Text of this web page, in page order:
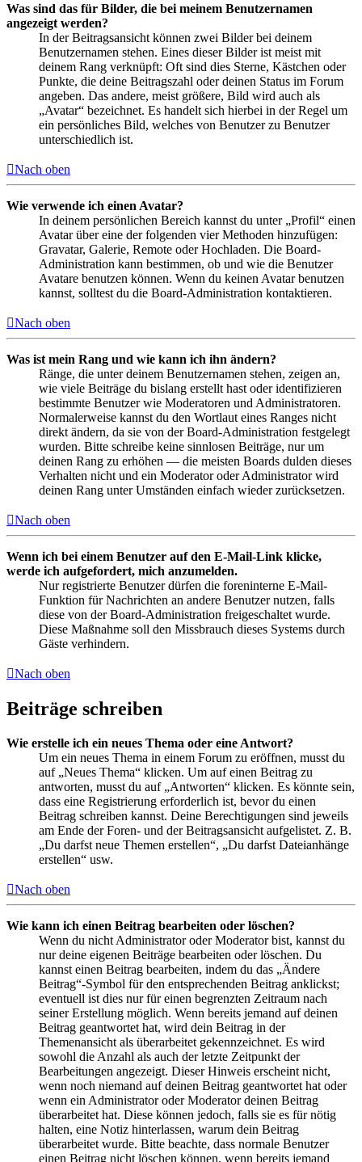
Was sind das für Bilder, die bei meinem Benutzernamen
angezeigt werden?
In der Beitragsansicht können zwei Bilder bei deinem
Benutzernamen stehen. Eines dieser Bilder ist meist mit
deinem Rang verknüpft: Oft sind dies Sterne, Kästchen oder
Punkte, die deine Beitragszahl oder deinen Status im Forum
angeben. Das andere, meist größere, Bild wird auch als
„Avatar“ bezeichnet. Es handelt sich hierbei in der Regel um
ein persönliches Bild, welches von Benutzer zu Benutzer
unterschiedlich ist.
Nach oben
Wie verwende ich einen Avatar?
In deinem persönlichen Bereich kannst du unter „Profil“ einen
Avatar über eine der folgenden vier Methoden hinzufügen:
Gravatar, Galerie, Remote oder Hochladen. Die Board-
Administration kann bestimmen, ob und wie die Benutzer
Avatare benutzen können. Wenn du keinen Avatar benutzen
kannst, solltest du die Board-Administration kontaktieren.
Nach oben
Was ist mein Rang und wie kann ich ihn ändern?
Ränge, die unter deinem Benutzernamen stehen, zeigen an,
wie viele Beiträge du bislang erstellt hast oder identifizieren
bestimmte Benutzer wie Moderatoren und Administratoren.
Normalerweise kannst du den Wortlaut eines Ranges nicht
direkt ändern, da sie von der Board-Administration festgelegt
wurden. Bitte schreibe keine sinnlosen Beiträge, nur um
deinen Rang zu erhöhen — die meisten Boards dulden dieses
Verhalten nicht und ein Moderator oder Administrator wird
deinen Rang unter Umständen einfach wieder zurücksetzen.
Nach oben
Wenn ich bei einem Benutzer auf den E-Mail-Link klicke,
werde ich aufgefordert, mich anzumelden.
Nur registrierte Benutzer dürfen die foreninterne E-Mail-
Funktion für Nachrichten an andere Benutzer nutzen, falls
diese von der Board-Administration freigeschaltet wurde.
Diese Maßnahme soll den Missbrauch dieses Systems durch
Gäste verhindern.
Nach oben
Beiträge schreiben
Wie erstelle ich ein neues Thema oder eine Antwort?
Um ein neues Thema in einem Forum zu eröffnen, musst du
auf „Neues Thema“ klicken. Um auf einen Beitrag zu
antworten, musst du auf „Antworten“ klicken. Es könnte sein,
dass eine Registrierung erforderlich ist, bevor du einen
Beitrag schreiben kannst. Deine Berechtigungen sind jeweils
am Ende der Foren- und der Beitragsansicht aufgelistet. Z. B.
„Du darfst neue Themen erstellen“, „Du darfst Dateianhänge
erstellen“ usw.
Nach oben
Wie kann ich einen Beitrag bearbeiten oder löschen?
Wenn du nicht Administrator oder Moderator bist, kannst du
nur deine eigenen Beiträge bearbeiten oder löschen. Du
kannst einen Beitrag bearbeiten, indem du das „Ändere
Beitrag“-Symbol für den entsprechenden Beitrag anklickst;
eventuell ist dies nur für einen begrenzten Zeitraum nach
seiner Erstellung möglich. Wenn bereits jemand auf deinen
Beitrag geantwortet hat, wird dein Beitrag in der
Themenansicht als überarbeitet gekennzeichnet. Es wird
sowohl die Anzahl als auch der letzte Zeitpunkt der
Bearbeitungen angezeigt. Dieser Hinweis erscheint nicht,
wenn noch niemand auf deinen Beitrag geantwortet hat oder
wenn ein Administrator oder Moderator deinen Beitrag
überarbeitet hat. Diese können jedoch, falls sie es für nötig
halten, eine Notiz hinterlassen, warum dein Beitrag
überarbeitet wurde. Bitte beachte, dass normale Benutzer
einen Beitrag nicht löschen können, wenn bereits jemand